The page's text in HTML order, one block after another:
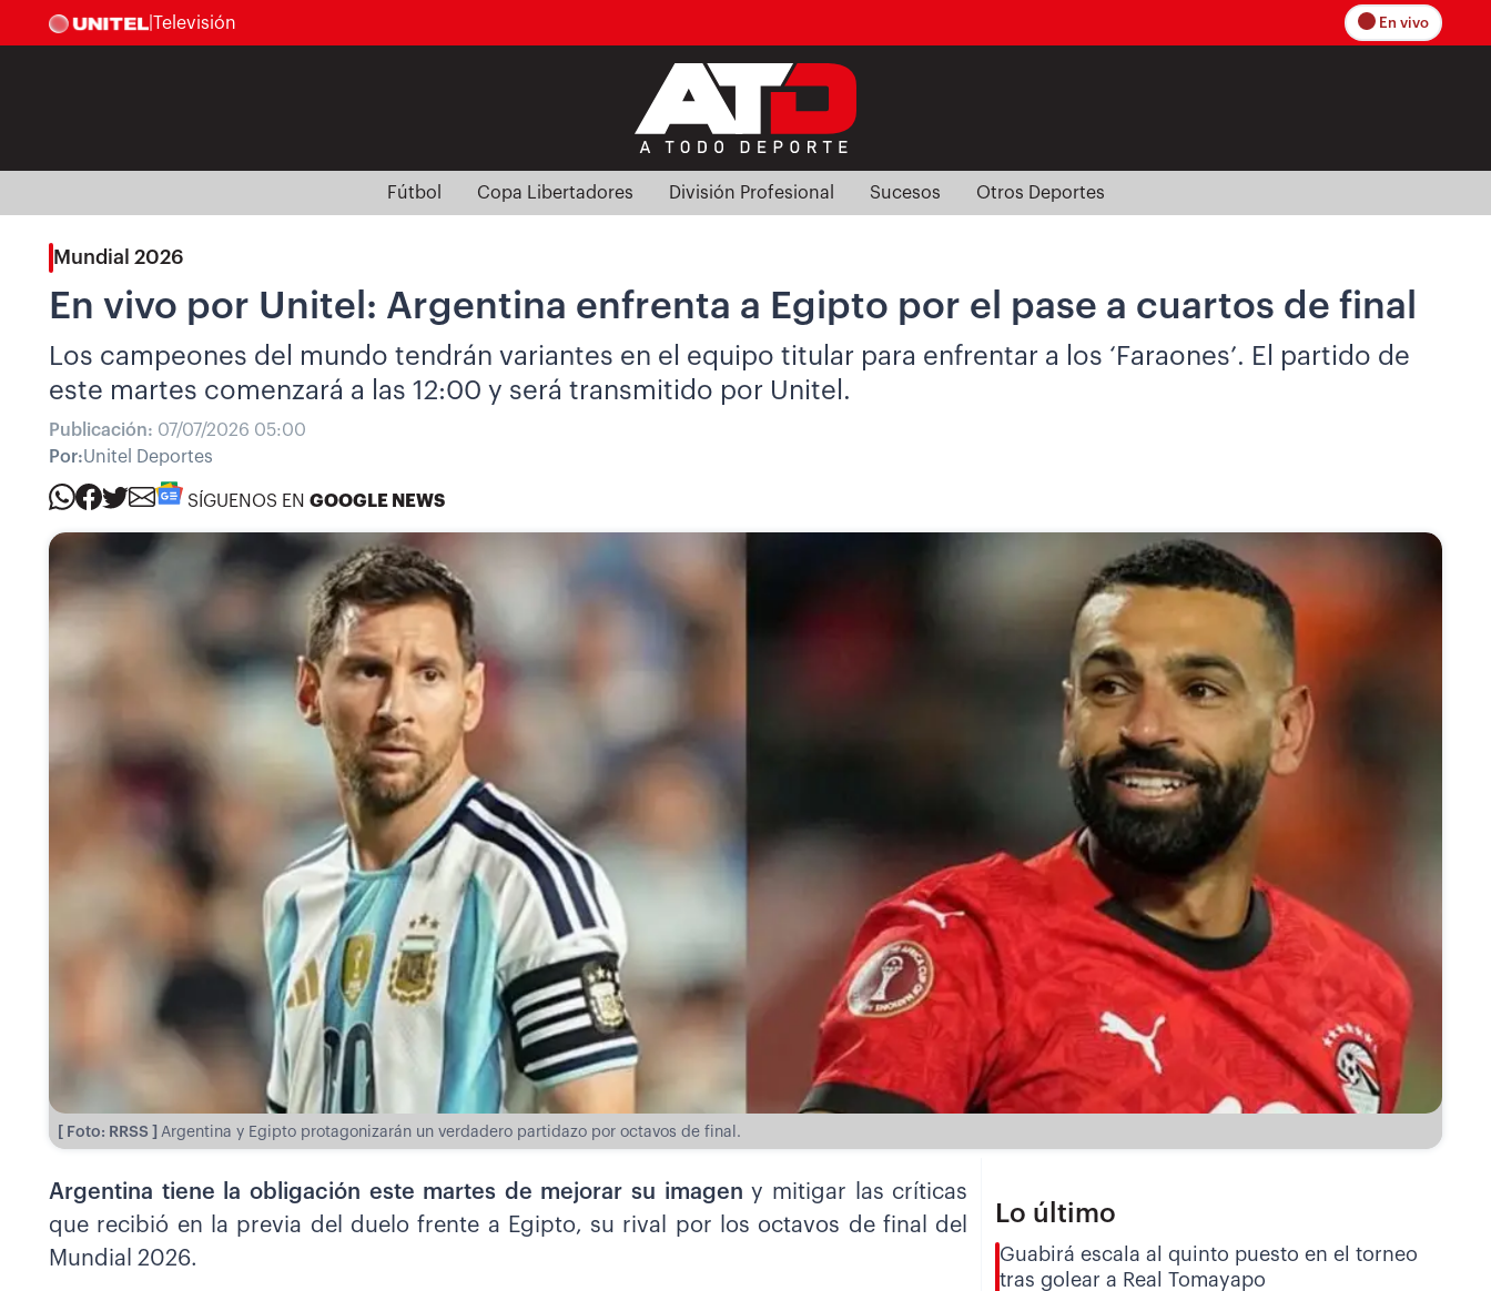
Televisión En vivo
Fútbol Copa Libertadores División Profesional Sucesos Otros Deportes
Mundial 2026
En vivo por Unitel: Argentina enfrenta a Egipto por el pase a cuartos de final
Los campeones del mundo tendrán variantes en el equipo titular para enfrentar a los ‘Faraones’. El partido de
este martes comenzará a las 12:00 y será transmitido por Unitel.
Publicación: 07/07/2026 05:00
Por:Unitel Deportes
SÍGUENOS EN GOOGLE NEWS
[ Foto: RRSS ] Argentina y Egipto protagonizarán un verdadero partidazo por octavos de final.
Argentina tiene la obligación este martes de mejorar su imagen y mitigar las críticas
que recibió en la previa del duelo frente a Egipto, su rival por los octavos de final del
Mundial 2026.
Lo último
Guabirá escala al quinto puesto en el torneo
tras golear a Real Tomayapo